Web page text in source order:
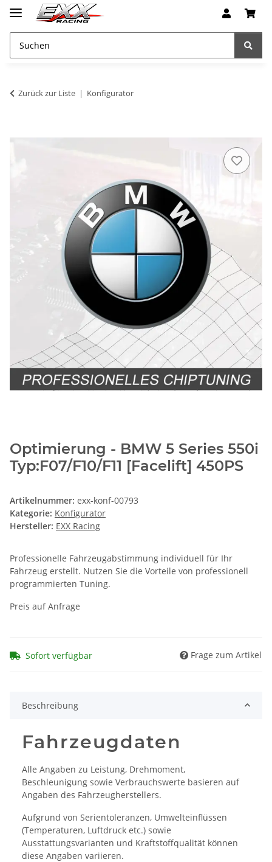
Zurück zur Liste Konfigurator
Optimierung - BMW 5 Series 550i
Typ:F07/F10/F11 [Facelift] 450PS
Artikelnummer: exx-konf-00793
Kategorie: Konfigurator
Hersteller: EXX Racing
Professionelle Fahrzeugabstimmung individuell für Ihr
Fahrzeug erstellt. Nutzen Sie die Vorteile von professionell
programmierten Tuning.
Preis auf Anfrage
Sofort verfügbar Frage zum Artikel
Beschreibung
Fahrzeugdaten
Alle Angaben zu Leistung, Drehmoment,
Beschleunigung sowie Verbrauchswerte basieren auf
Angaben des Fahrzeugherstellers.
Aufgrund von Serientoleranzen, Umwelteinflüssen
(Temperaturen, Luftdruck etc.) sowie
Ausstattungsvarianten und Kraftstoffqualität können
diese Angaben variieren.